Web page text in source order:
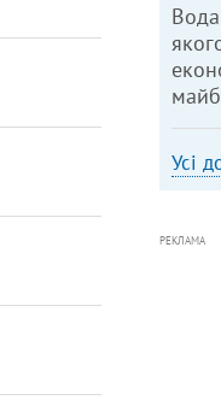
Вода
Усі
РЕКЛАМА